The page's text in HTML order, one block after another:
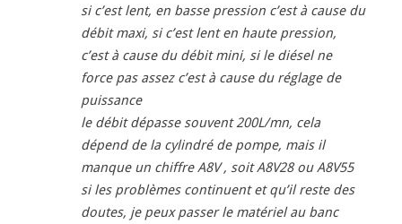
si c’est lent, en basse pression c’est à cause du
débit maxi, si c’est lent en haute pression,
c’est à cause du débit mini, si le diésel ne
force pas assez c’est à cause du réglage de
puissance
le débit dépasse souvent 200L/mn, cela
dépend de la cylindré de pompe, mais il
manque un chiffre A8V , soit A8V28 ou A8V55
si les problèmes continuent et qu’il reste des
doutes, je peux passer le matériel au banc